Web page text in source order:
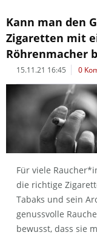
Kann man den
Zigaretten mit
Röhrenmacher
15.11.21 16:45 0
Für viele
die richtige
Tabaks und sein
genussvolle
bewusst, dass sie